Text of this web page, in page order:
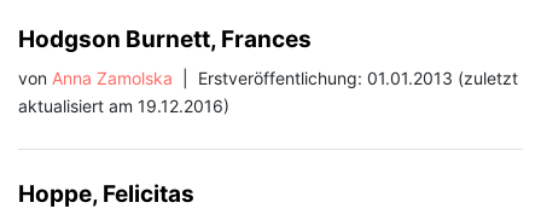
Hodgson Burnett, Frances
von Anna Zamolska
Erstveröffentlichung: 01.01.2013 (zuletzt
aktualisiert am 19.12.2016)
Hoppe, Felicitas